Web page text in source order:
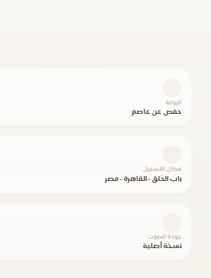
الرواية
حفص عن عاصم
مكان التسجيل
باب الخلق - القاهرة - مصر
جودة الصوت
نسخة أصلية